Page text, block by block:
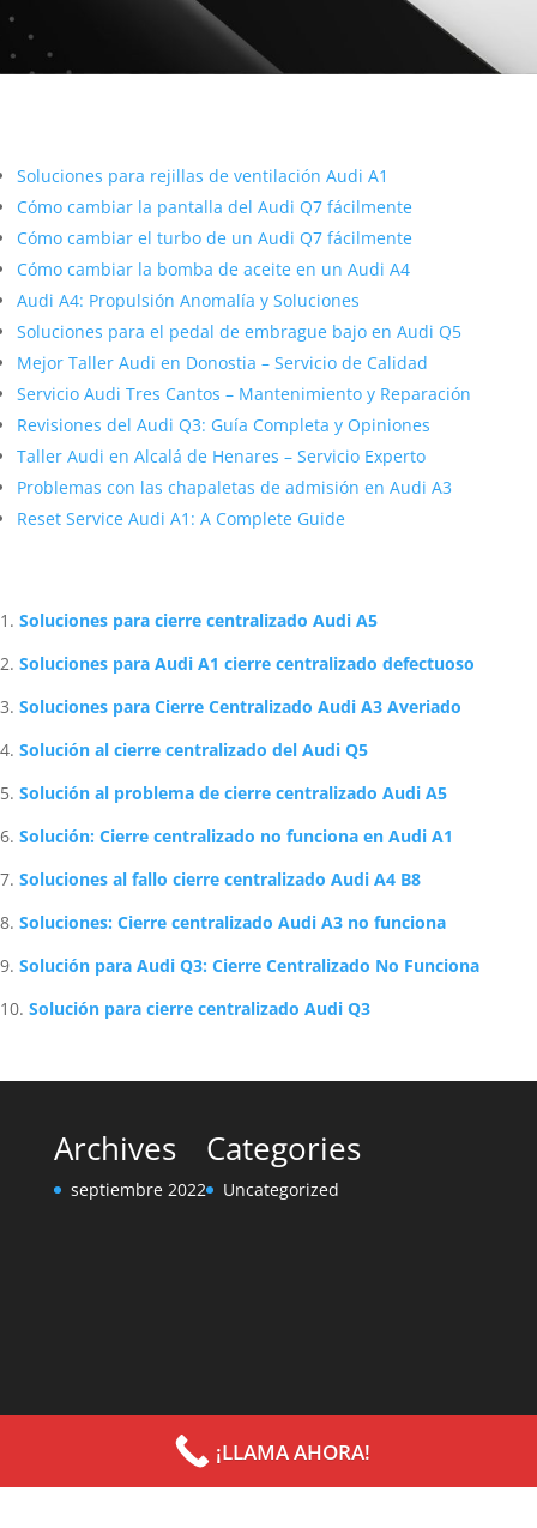
Soluciones para rejillas de ventilación Audi A1
Cómo cambiar la pantalla del Audi Q7 fácilmente
Cómo cambiar el turbo de un Audi Q7 fácilmente
Cómo cambiar la bomba de aceite en un Audi A4
Audi A4: Propulsión Anomalía y Soluciones
Soluciones para el pedal de embrague bajo en Audi Q5
Mejor Taller Audi en Donostia – Servicio de Calidad
Servicio Audi Tres Cantos – Mantenimiento y Reparación
Revisiones del Audi Q3: Guía Completa y Opiniones
Taller Audi en Alcalá de Henares – Servicio Experto
Problemas con las chapaletas de admisión en Audi A3
Reset Service Audi A1: A Complete Guide
Soluciones para cierre centralizado Audi A5
Soluciones para Audi A1 cierre centralizado defectuoso
Soluciones para Cierre Centralizado Audi A3 Averiado
Solución al cierre centralizado del Audi Q5
Solución al problema de cierre centralizado Audi A5
Solución: Cierre centralizado no funciona en Audi A1
Soluciones al fallo cierre centralizado Audi A4 B8
Soluciones: Cierre centralizado Audi A3 no funciona
Solución para Audi Q3: Cierre Centralizado No Funciona
Solución para cierre centralizado Audi Q3
Archives
septiembre 2022
Categories
Uncategorized
¡LLAMA AHORA!